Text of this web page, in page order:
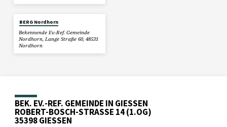
BERG Nordhorn
Bekennende Ev.-Ref. Gemeinde
Nordhorn, Lange Straße 60, 48531
Nordhorn
BEK. EV.-REF. GEMEINDE IN GIESSEN
ROBERT-BOSCH-STRASSE 14 (1.OG)
35398 GIESSEN